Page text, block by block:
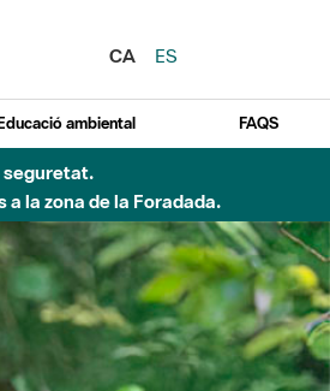
CA
ES
ambiental FAQS
seguretat.
la zona de la Foradada.